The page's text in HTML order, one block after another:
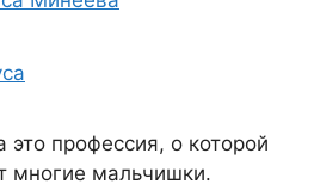
это профессия, о которой
многие мальчишки.